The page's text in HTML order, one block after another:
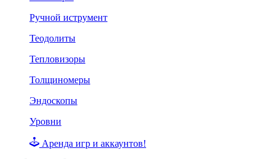
Ручной иструмент
Теодолиты
Тепловизоры
Толщиномеры
Эндоскопы
Уровни
Аренда игр и аккаунтов!